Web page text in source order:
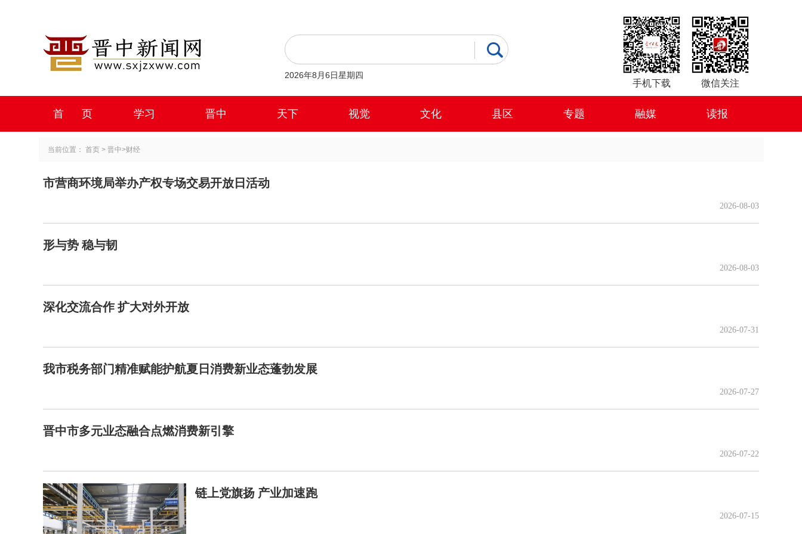
2026年8月6日星期四
手机下载 微信关注
首 页 学习 晋中 天下 视觉 文化 县区 专题 融媒 读报
当前位置： 首页> 晋中>财经
市营商环境局举办产权专场交易开放日活动
2026-08-03
形与势 稳与韧
2026-08-03
深化交流合作 扩大对外开放
2026-07-31
我市税务部门精准赋能护航夏日消费新业态蓬勃发展
2026-07-27
晋中市多元业态融合点燃消费新引擎
2026-07-22
链上党旗扬 产业加速跑
2026-07-15